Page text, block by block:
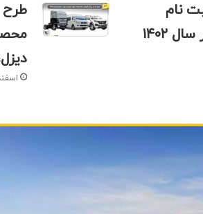
نام
۱۴۰۲
اسفند ۷,